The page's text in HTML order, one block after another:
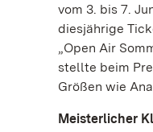
vom 3. bis 7.
diesjährige
„Open Air
stellte beim
Größen wie
Meisterlicher